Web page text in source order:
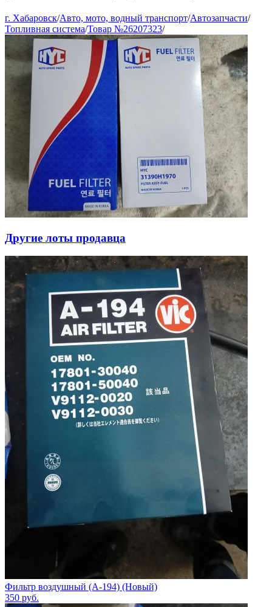
г. Хабаровск/Авто, мото, водный транспорт/Автозапчасти/
Топливная система/Товар №26207323/
Другие лоты продавца
Фильтр воздушный (A-194) (Новый)
350 руб.